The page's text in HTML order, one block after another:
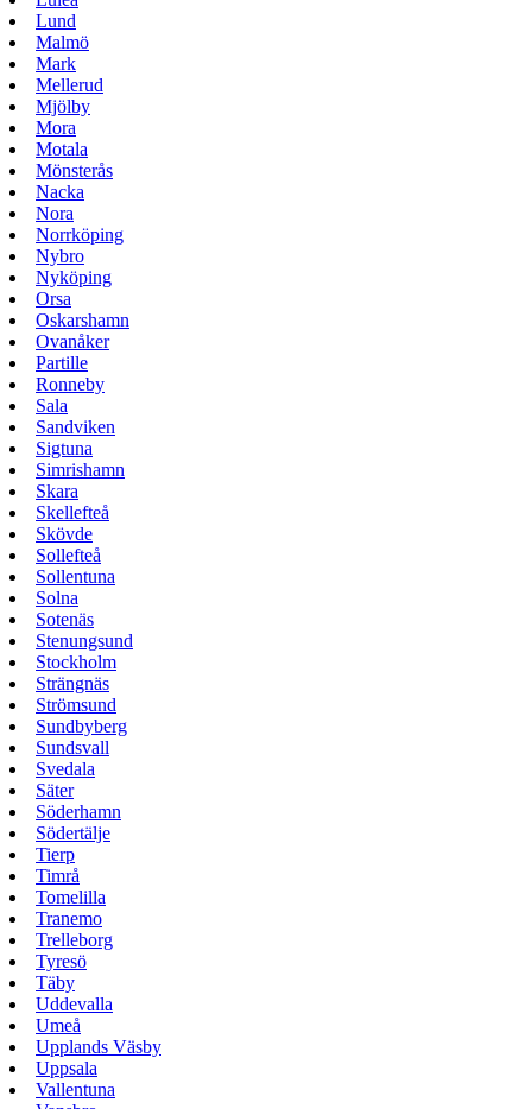
Lund
Malmö
Mark
Mellerud
Mjölby
Mora
Motala
Mönsterås
Nacka
Nora
Norrköping
Nybro
Nyköping
Orsa
Oskarshamn
Ovanåker
Partille
Ronneby
Sala
Sandviken
Sigtuna
Simrishamn
Skara
Skellefteå
Skövde
Sollefteå
Sollentuna
Solna
Sotenäs
Stenungsund
Stockholm
Strängnäs
Strömsund
Sundbyberg
Sundsvall
Svedala
Säter
Söderhamn
Södertälje
Tierp
Timrå
Tomelilla
Tranemo
Trelleborg
Tyresö
Täby
Uddevalla
Umeå
Upplands Väsby
Uppsala
Vallentuna